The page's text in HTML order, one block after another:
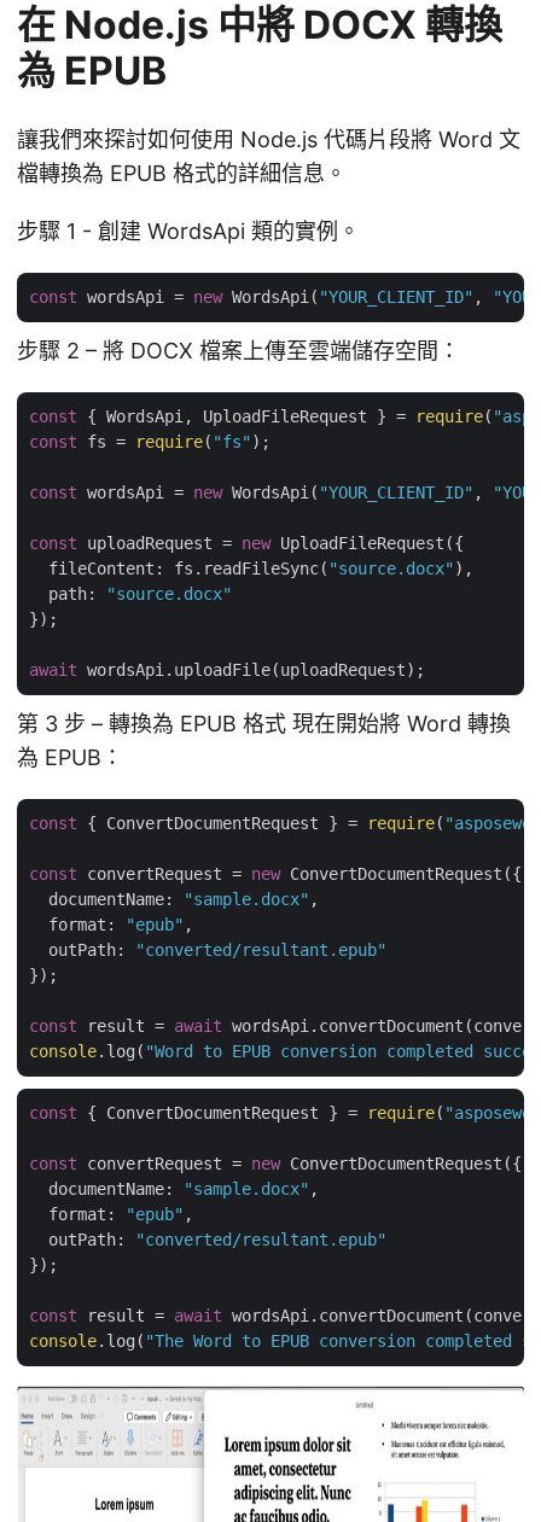
在 Node.js 中將 DOCX 轉換
為 EPUB
讓我們來探討如何使用 Node.js 代碼片段將 Word 文
檔轉換為 EPUB 格式的詳細信息。
步驟 1 - 創建 WordsApi 類的實例。
const wordsApi = new WordsApi( "YOUR_CLIENT_ID" ,
步驟 2 – 將 DOCX 檔案上傳至雲端儲存空間：
const { WordsApi, UploadFileRequest } = require(
const fs = require( "fs" );
const wordsApi = new WordsApi( "YOUR_CLIENT_ID" ,
const uploadRequest = new UploadFileRequest({
fileContent : fs.readFileSync( "source.docx" ),
path:
"source.docx"
});
await
第 3 步 – 轉換為 EPUB 格式 現在開始將 Word 轉換
為 EPUB：
const { ConvertDocumentRequest } = require(
const convertRequest = new ConvertDocumentRequest({
documentName: "sample.docx" ,
format : "epub" ,
outPath:
"converted/resultant.epub"
});
const result = await
console.log( "Word to EPUB conversion completed
const { ConvertDocumentRequest } = require(
const convertRequest = new ConvertDocumentRequest({
documentName: "sample.docx" ,
format : "epub" ,
outPath:
"converted/resultant.epub"
});
const result = await
console.log( "The Word to EPUB conversion completed